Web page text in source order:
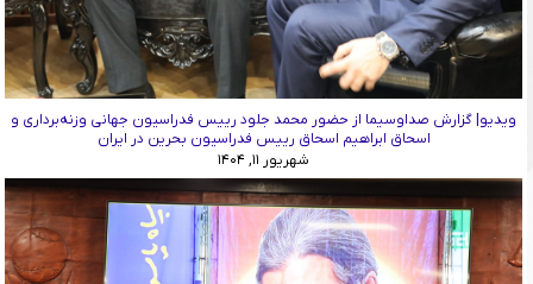
ویدیو| گزارش صداوسیما از حضور محمد جلود رییس فدراسیون جهانی وزنه‌برداری و
اسحاق ابراهیم اسحاق رییس فدراسیون بحرین در ایران
شهریور ۱۱, ۱۴۰۴